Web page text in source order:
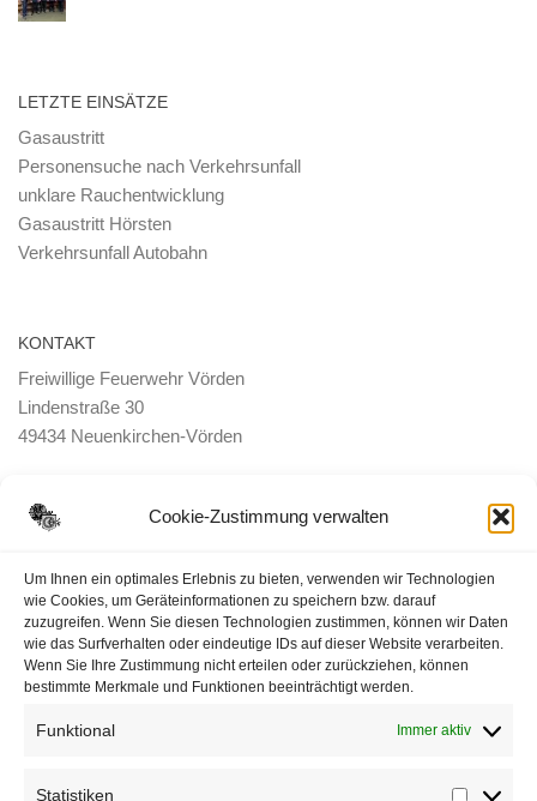
Cookie-Zustimmung verwalten
Um Ihnen ein optimales Erlebnis zu bieten, verwenden wir Technologien
wie Cookies, um Geräteinformationen zu speichern bzw. darauf
zuzugreifen. Wenn Sie diesen Technologien zustimmen, können wir Daten
wie das Surfverhalten oder eindeutige IDs auf dieser Website verarbeiten.
Wenn Sie Ihre Zustimmung nicht erteilen oder zurückziehen, können
bestimmte Merkmale und Funktionen beeinträchtigt werden.
Funktional Immer aktiv
Statistiken
LETZTE EINSÄTZE
Gasaustritt
Personensuche nach Verkehrsunfall
unklare Rauchentwicklung
Gasaustritt Hörsten
Verkehrsunfall Autobahn
KONTAKT
Freiwillige Feuerwehr Vörden
Lindenstraße 30
49434 Neuenkirchen-Vörden
Datenschutzerklärung
Impressum
Cookie-Richtlinie (EU)